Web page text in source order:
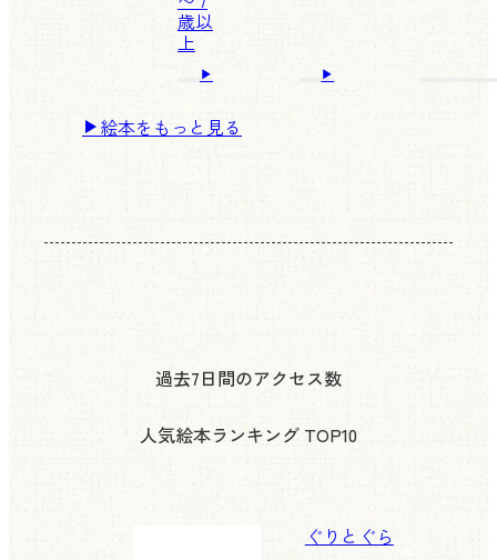
歳以
上
絵本をもっと見る
過去7日間のアクセス数
人気絵本ランキング TOP10
ぐりとぐら